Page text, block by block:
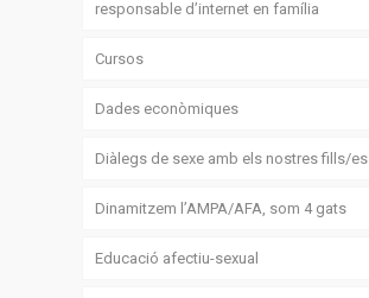
responsable d’internet en família
Cursos
Dades econòmiques
Diàlegs de sexe amb els nostres fills/es
Dinamitzem l’AMPA/AFA, som 4 gats
Educació afectiu-sexual